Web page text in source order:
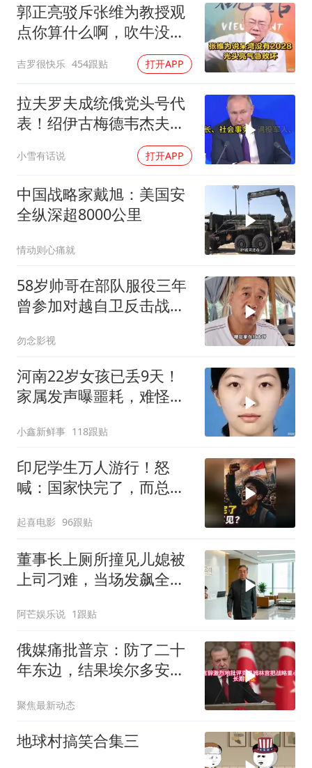
郭正亮驳斥张维为教授观
点你算什么啊，吹牛没
吉罗很快乐 454跟贴 打开APP
拉夫罗夫成统俄党头号代
表！绍伊古梅德韦杰夫双
双出局，普京这步棋你看
懂了吗
小雪有话说 打开APP
中国战略家戴旭：美国安
全纵深超8000公里
情动则心痛就
58岁帅哥在部队服役三年
曾参加对越自卫反击战讲
勿念影视
河南22岁女孩已丢9天！
家属发声曝噩耗，难怪搜
小鑫新鲜事 118跟贴
印尼学生万人游行！怒
喊：国家快完了，而总统
起喜电影 96跟贴
董事长上厕所撞见儿媳被
上司刁难，当场发飙全场
阿芒娱乐说 1跟贴
俄媒痛批普京：防了二十
年东边，结果埃尔多安把
聚焦最新动态
地球村搞笑合集三